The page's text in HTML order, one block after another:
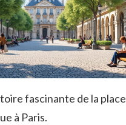
fascinante de la place
à Paris.